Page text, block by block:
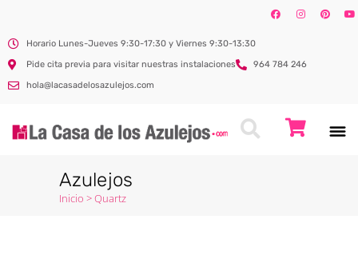
Horario Lunes-Jueves 9:30-17:30 y Viernes 9:30-13:30
Pide cita previa para visitar nuestras instalaciones
964 784 246
hola@lacasadelosazulejos.com
Azulejos
Inicio >Quartz